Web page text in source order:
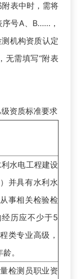
表中时，需将
序号A、B……，
机构资质认定
无需填写“附表
资质标准要求
水电工程建设
并具有水利水
事相关检验检
历应不少于5
类专业高级，
。
检测员职业资